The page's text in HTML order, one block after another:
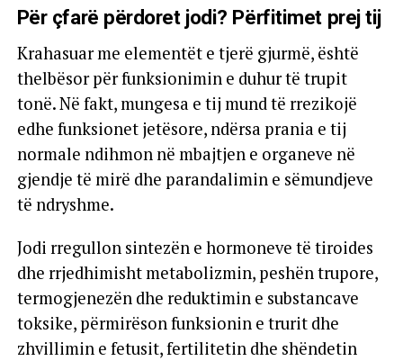
Për çfarë përdoret jodi? Përfitimet prej tij
Krahasuar me elementët e tjerë gjurmë, është
thelbësor për funksionimin e duhur të trupit
tonë. Në fakt, mungesa e tij mund të rrezikojë
edhe funksionet jetësore, ndërsa prania e tij
normale ndihmon në mbajtjen e organeve në
gjendje të mirë dhe parandalimin e sëmundjeve
të ndryshme.
Jodi rregullon sintezën e hormoneve të tiroides
dhe rrjedhimisht metabolizmin, peshën trupore,
termogjenezën dhe reduktimin e substancave
toksike, përmirëson funksionin e trurit dhe
zhvillimin e fetusit, fertilitetin dhe shëndetin